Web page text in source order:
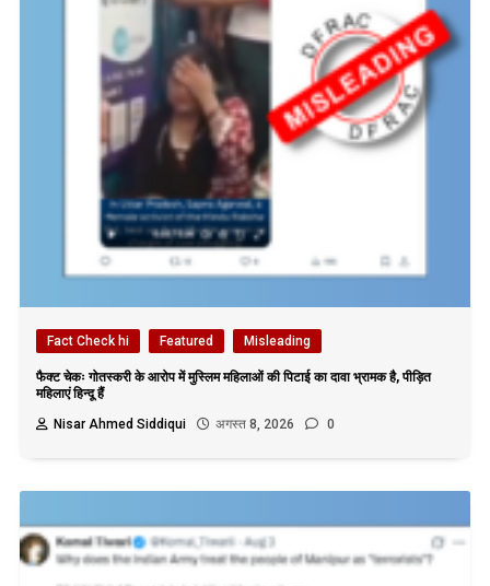
Fact Check hi Featured Misleading
फैक्ट चेकः गोतस्करी के आरोप में मुस्लिम महिलाओं की पिटाई का दावा भ्रामक है, पीड़ित
महिलाएं हिन्दू हैं
Nisar Ahmed Siddiqui
अगस्त 8, 2026 0